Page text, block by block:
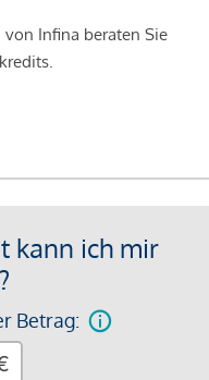
von Infina beraten Sie
kann ich mir
Betrag: